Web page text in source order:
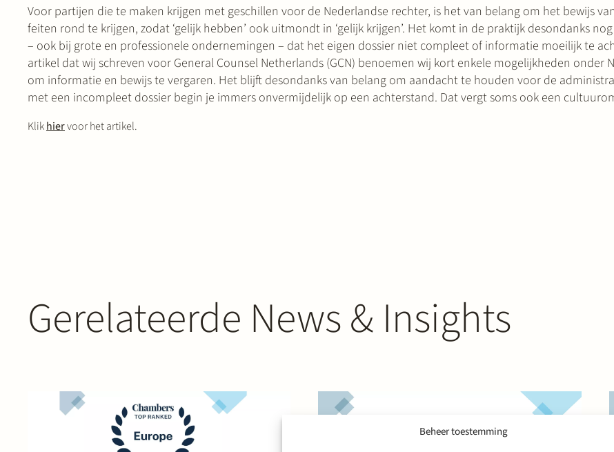
Beheer toestemming
Voor partijen die te maken krijgen met geschillen voor de Nederlandse rechter, is het van belang om het bewijs
feiten rond te krijgen, zodat ‘gelijk hebben’ ook uitmondt in ‘gelijk krijgen’. Het komt in de praktijk desondanks
– ook bij grote en professionele ondernemingen – dat het eigen dossier niet compleet of informatie moeilijk te
artikel dat wij schreven voor General Counsel Netherlands (GCN) benoemen wij kort enkele mogelijkheden onder
om informatie en bewijs te vergaren. Het blijft desondanks van belang om aandacht te houden voor de
met een incompleet dossier begin je immers onvermijdelijk op een achterstand. Dat vergt soms ook een
Klikhiervoor het artikel.
Gerelateerde News & Insights